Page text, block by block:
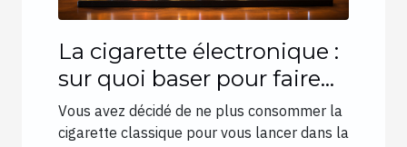
La cigarette électronique :
sur quoi baser pour faire
son choix ?
Vous avez décidé de ne plus consommer la
cigarette classique pour vous lancer dans la